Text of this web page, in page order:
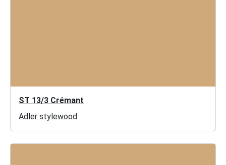
ST 13/3 Crémant
Adler stylewood